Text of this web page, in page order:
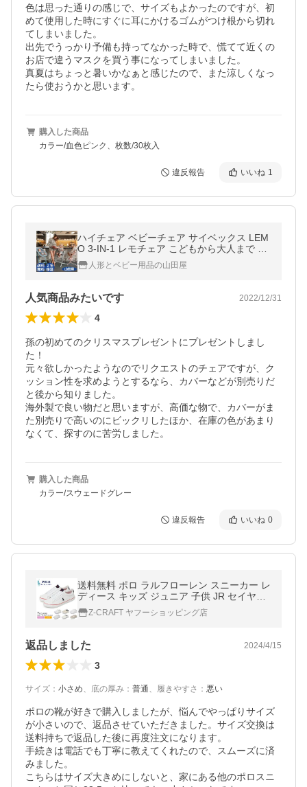
色は思った通りの感じで、サイズもよかったのですが、初
めて使用した時にすぐに耳にかけるゴムがつけ根から切れ
てしまいました。
出先でうっかり予備も持ってなかった時で、慌てて近くの
お店で違うマスクを買う事になってしまいました。
真夏はちょっと暑いかなぁと感じたので、また涼しくなっ
たら使おうかと思います。
購入した商品
カラー/血色ピンク、枚数/30枚入
違反報告 いいね 1
ハイチェア ベビーチェア サイベックス LEM
O 3-IN-1 レモチェア こどもから大人まで cy
bex LEMO 送料無料
人形とベビー用品の山田屋
人気商品みたいです 2022/12/31
4
孫の初めてのクリスマスプレゼントにプレゼントしまし
た！
元々欲しかったようなのでリクエストのチェアですが、ク
ッション性を求めようとするなら、カバーなどが別売りだ
と後から知りました。
海外製で良い物だと思いますが、高価な物で、カバーがま
た別売りで高いのにビックリしたほか、在庫の色があまり
なくて、探すのに苦労しました。
購入した商品
カラー/スウェードグレー
違反報告 いいね 0
送料無料 ポロ ラルフローレン スニーカー レ
ディース キッズ ジュニア 子供 JR セイヤー
POLO RALPH LAUREN RF104092 RF1037
67 RF104131
Z-CRAFT ヤフーショッピング店
返品しました 2024/4/15
3
サイズ ： 小さめ、 底の厚み ： 普通、 履きやすさ ： 悪い
ポロの靴が好きで購入しましたが、悩んでやっぱりサイズ
が小さいので、返品させていただきました。サイズ交換は
送料持ちで返品した後に再度注文になります。
手続きは電話でも丁寧に教えてくれたので、スムーズに済
みました。
こちらはサイズ大きめにしないと、家にある他のポロスニ